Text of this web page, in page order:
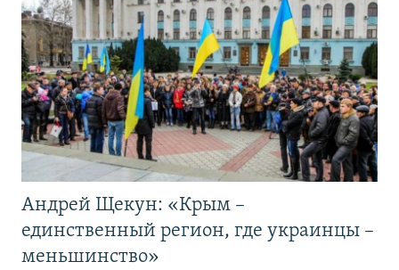
Андрей Щекун: «Крым –
единственный регион, где украинцы –
меньшинство»